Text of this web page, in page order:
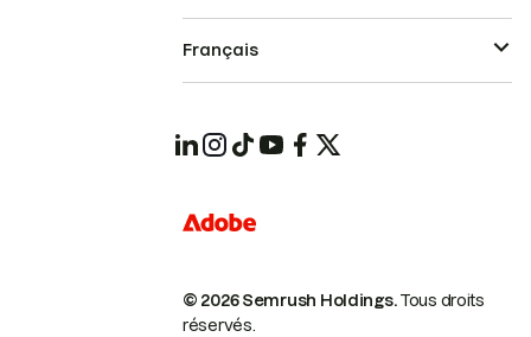
© 2026 Semrush Holdings.Tous droits
réservés.
Français